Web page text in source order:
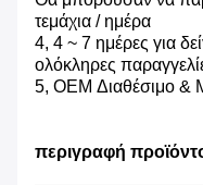
τεμάχια / ημέρα
4, 4 ~ 7 ημέρες για
ολόκληρες
5, OEM Διαθέσιμο &
περιγραφή